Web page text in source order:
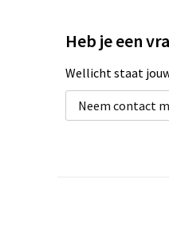
Heb je een
Wellicht staat
Neem contact